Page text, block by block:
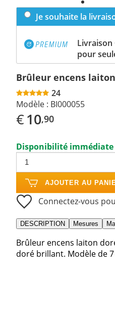
Je souhaite la
Livraison
pour
Brûleur encens
24
Modèle : BI000055
€10,90
Disponibilité immédiate
AJOUTER AU
Connectez-vous
DESCRIPTION Mesures
Brûleur encens laiton
doré brillant. Modèle de